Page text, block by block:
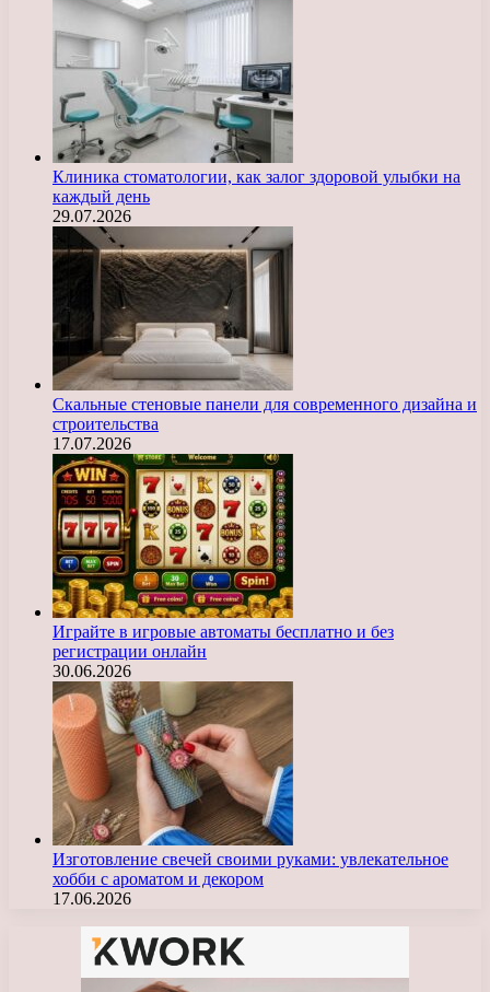
Клиника стоматологии, как залог здоровой улыбки на
каждый день
29.07.2026
Скальные стеновые панели для современного дизайна и
строительства
17.07.2026
Играйте в игровые автоматы бесплатно и без
регистрации онлайн
30.06.2026
Изготовление свечей своими руками: увлекательное
хобби с ароматом и декором
17.06.2026